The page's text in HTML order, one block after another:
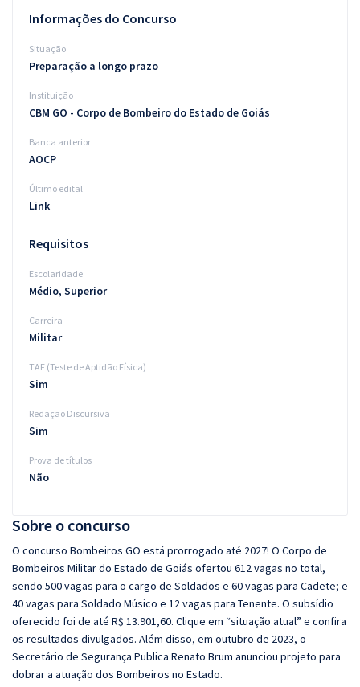
Conteúdo gratuito
Blog
Sobre o concurso
O concurso Bombeiros GO está prorrogado até 2027! O Corpo de
Bombeiros Militar do Estado de Goiás ofertou 612 vagas no total,
sendo 500 vagas para o cargo de Soldados e 60 vagas para Cadete; e
40 vagas para Soldado Músico e 12 vagas para Tenente. O subsídio
oferecido foi de até R$ 13.901,60. Clique em “situação atual” e confira
os resultados divulgados. Além disso, em outubro de 2023, o
Secretário de Segurança Publica Renato Brum anunciou projeto para
dobrar a atuação dos Bombeiros no Estado.
Informações do Concurso
Situação
Preparação a longo prazo
Instituição
CBM GO - Corpo de Bombeiro do Estado de Goiás
Banca anterior
AOCP
Último edital
Link
Requisitos
Escolaridade
Médio, Superior
Carreira
Militar
TAF (Teste de Aptidão Física)
Sim
Redação Discursiva
Sim
Prova de títulos
Não